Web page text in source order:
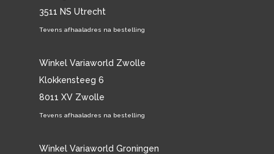
3511 NS Utrecht
Tevens afhaaladres na bestelling
Winkel Variaworld Zwolle
Klokkensteeg 6
8011 XV Zwolle
Tevens afhaaladres na bestelling
Winkel Variaworld Groningen